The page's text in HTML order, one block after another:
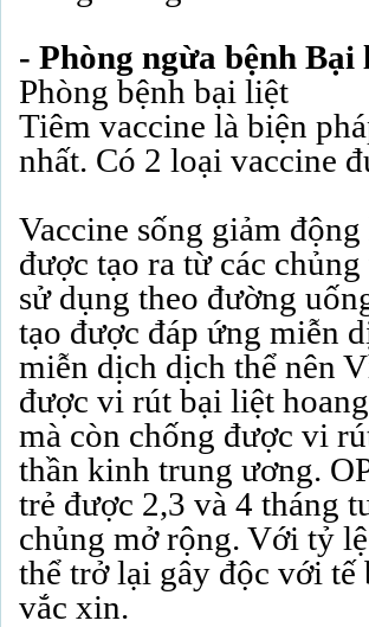
- Phòng ngừa bệnh Bại
Phòng bệnh bại liệt
Tiêm vaccine là biện
nhất. Có 2 loại vaccine
Vaccine sống giảm
được tạo ra từ các
sử dụng theo đường
tạo được đáp ứng miễn
miễn dịch dịch thể nên
được vi rút bại liệt
mà còn chống được vi
thần kinh trung ương.
trẻ được 2,3 và 4 tháng
chủng mở rộng. Với tỷ
thể trở lại gây độc với tế
vắc xin.